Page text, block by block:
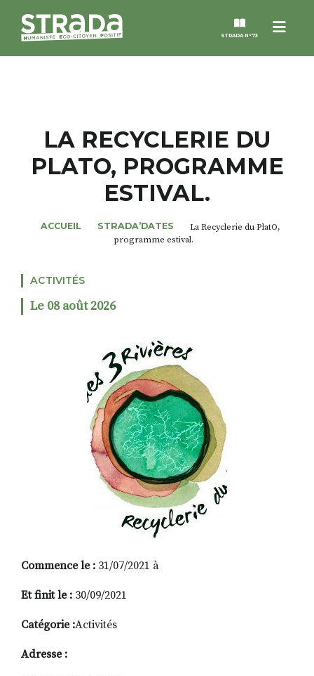
Menu
STRADA N°73
MAGAZINES
NOS THÈMES
RECHERCHER
S'ABONNER
S'INSCRIRE À LA NEWSLETTER
FACEBOOKINSTAGRAM
LINKEDINYOUTUBE
LA RECYCLERIE DU
PLATO, PROGRAMME
ESTIVAL.
ACCUEIL STRADA’DATES
La Recyclerie du PlatO,
programme estival.
ACTIVITÉS
Le 08 août 2026
Commence le : 31/07/2021 à
Et finit le : 30/09/2021
Catégorie :Activités
Adresse :